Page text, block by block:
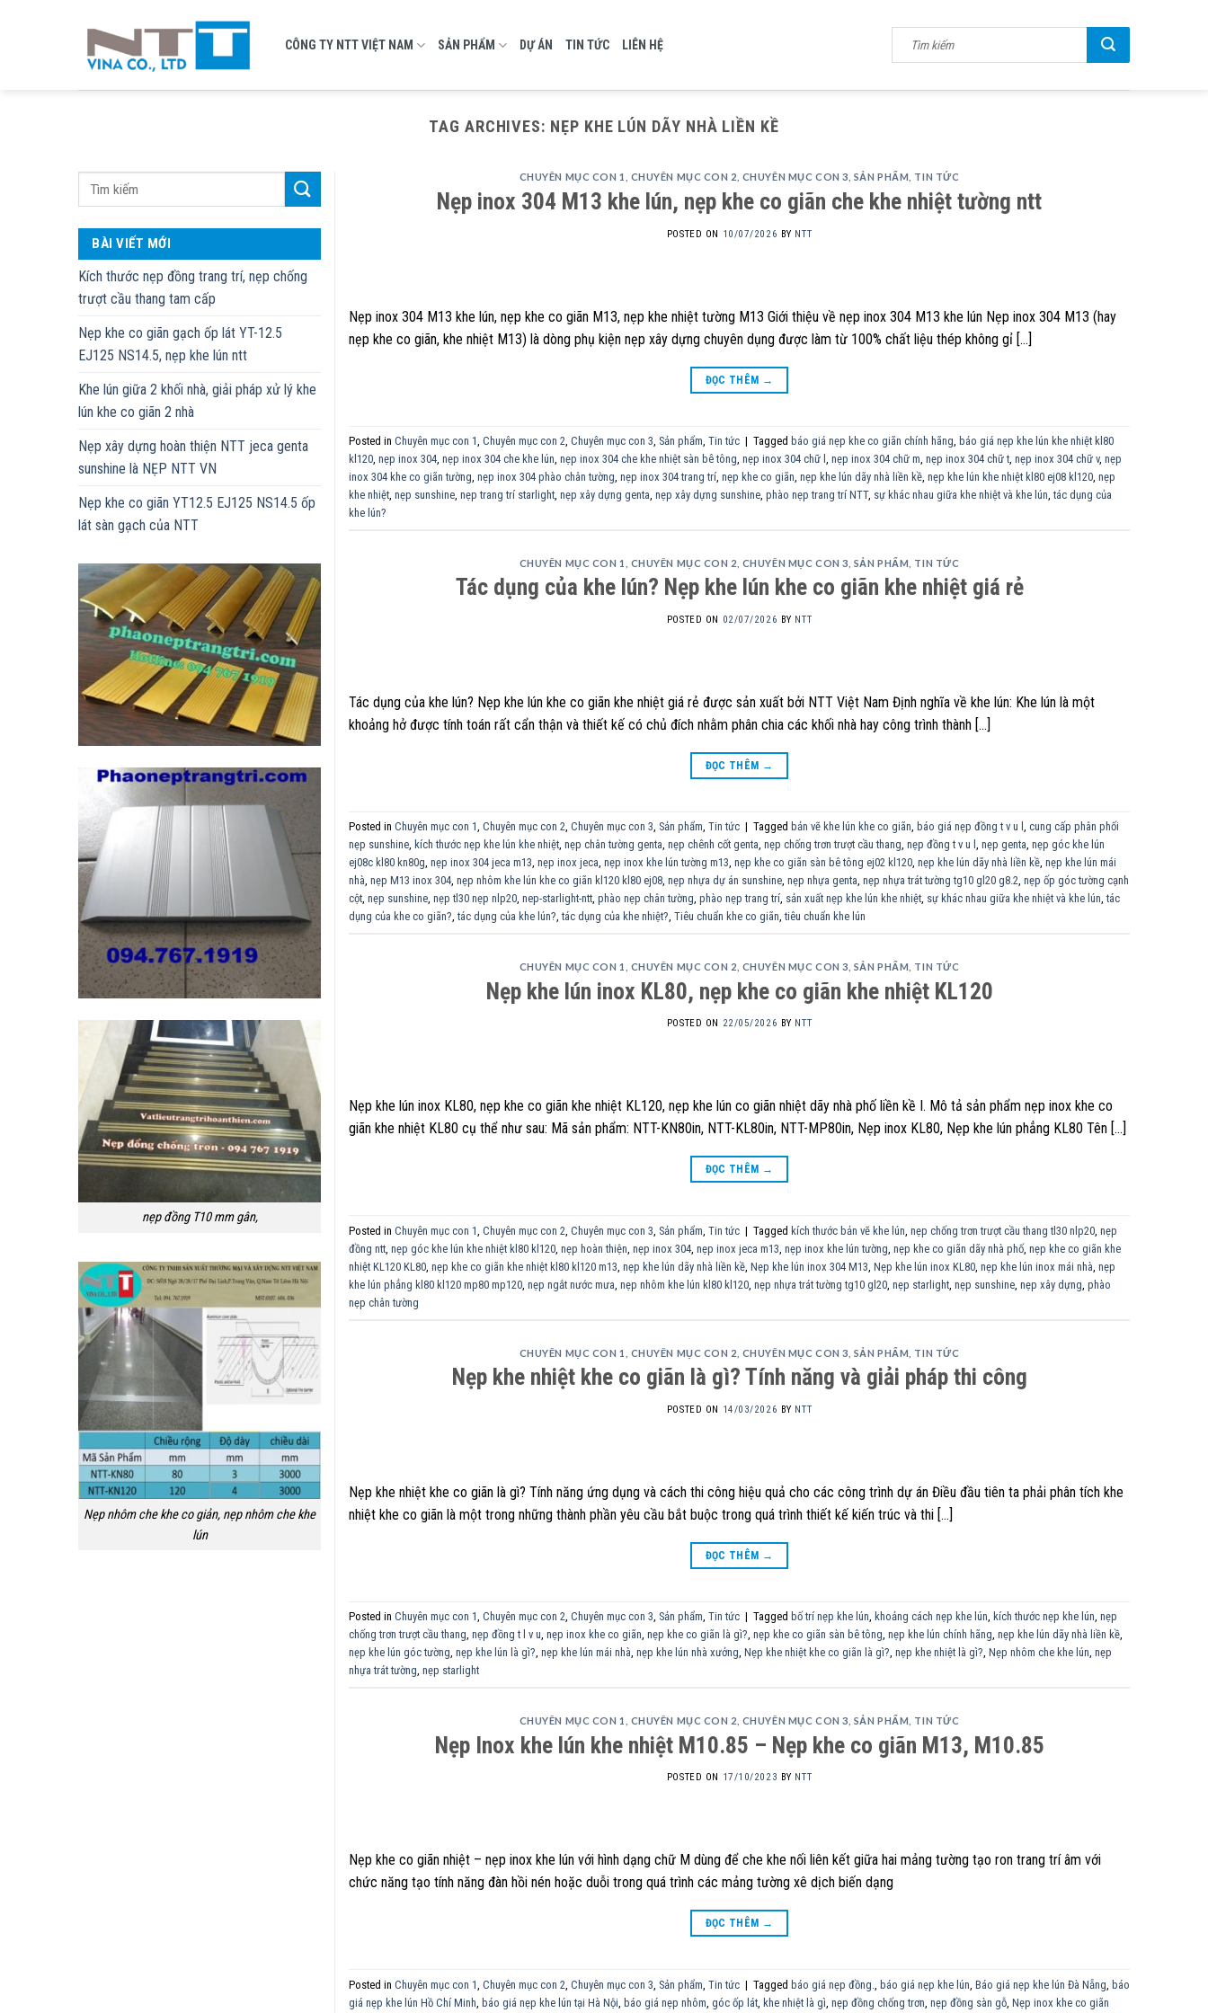
CÔNG TY NTT VIỆT NAM SẢN PHẨM DỰ ÁN TIN TỨC LIÊN HỆ
TAG ARCHIVES: NẸP KHE LÚN DÃY NHÀ LIỀN KỀ
BÀI VIẾT MỚI
Kích thước nẹp đồng trang trí, nẹp chống
trượt cầu thang tam cấp
Nẹp khe co giãn gạch ốp lát YT-12.5
EJ125 NS14.5, nẹp khe lún ntt
Khe lún giữa 2 khối nhà, giải pháp xử lý khe
lún khe co giãn 2 nhà
Nẹp xây dựng hoàn thiện NTT jeca genta
sunshine là NẸP NTT VN
Nẹp khe co giãn YT12.5 EJ125 NS14.5 ốp
lát sàn gạch của NTT
nẹp đồng T10 mm gân,
Nẹp nhôm che khe co giản, nẹp nhôm che khe
lún
CHUYÊN MỤC CON 1 CHUYÊN MỤC CON 2 CHUYÊN MỤC CON 3 SẢN PHẨM TIN TỨC
Nẹp inox 304 M13 khe lún, nẹp khe co giãn che khe nhiệt tường ntt
POSTED ON 10/07/2026 BY NTT
Nẹp inox 304 M13 khe lún, nẹp khe co giãn M13, nẹp khe nhiệt tường M13 Giới thiệu về nẹp inox 304 M13 khe lún Nẹp inox 304 M13 (hay
nẹp khe co giãn, khe nhiệt M13) là dòng phụ kiện nẹp xây dựng chuyên dụng được làm từ 100% chất liệu thép không gỉ […]
ĐỌC THÊM →
Posted in Chuyên mục con 1 Chuyên mục con 2 Chuyên mục con 3 Sản phẩm Tin tức | Tagged báo giá nẹp khe co giãn chính hãng báo giá nẹp khe lún khe nhiệt kl80
kl120 nẹp inox 304 nẹp inox 304 che khe lún nẹp inox 304 che khe nhiệt sàn bê tông nẹp inox 304 chữ l nẹp inox 304 chữ m nẹp inox 304 chữ t nẹp inox 304 chữ v, nẹp
inox 304 khe co giãn tường nẹp inox 304 phào chân tường nẹp inox 304 trang trí nẹp khe co giãn nẹp khe lún dãy nhà liền kề nẹp khe lún khe nhiệt kl80 ej08 kl120 nẹp
khe nhiệt nẹp sunshine nẹp trang trí starlight nẹp xây dựng genta nẹp xây dựng sunshine phào nẹp trang trí NTT, sự khác nhau giữa khe nhiệt và khe lún ,tác dụng của
khe lún?
CHUYÊN MỤC CON 1 CHUYÊN MỤC CON 2 CHUYÊN MỤC CON 3 SẢN PHẨM TIN TỨC
Tác dụng của khe lún? Nẹp khe lún khe co giãn khe nhiệt giá rẻ
POSTED ON 02/07/2026 BY NTT
Tác dụng của khe lún? Nẹp khe lún khe co giãn khe nhiệt giá rẻ được sản xuất bởi NTT Việt Nam Định nghĩa về khe lún: Khe lún là một
khoảng hở được tính toán rất cẩn thận và thiết kế có chủ đích nhằm phân chia các khối nhà hay công trình thành […]
ĐỌC THÊM →
Posted in Chuyên mục con 1, Chuyên mục con 2, Chuyên mục con 3, Sản phẩm, Tin tức | Tagged bản vẽ khe lún khe co giãn, báo giá nẹp đồng t v u l , cung cấp phân phối
nẹp sunshine, kích thước nẹp khe lún khe nhiệt, nẹp chân tường genta, nẹp chênh cốt genta, nẹp chống trơn trượt cầu thang, nẹp đồng t v u l , nẹp genta, nẹp góc khe lún
ej08c kl80 kn80g, nẹp inox 304 jeca m13, nẹp inox jeca, nẹp inox khe lún tường m13, nẹp khe co giãn sàn bê tông ej02 kl120, nẹp khe lún dãy nhà liền kề, nẹp khe lún mái
nhà, nẹp M13 inox 304, nẹp nhôm khe lún khe co giãn kl120 kl80 ej08, nẹp nhựa dự án sunshine, nẹp nhựa genta, nẹp nhựa trát tường tg10 gl20 g8.2, nẹp ốp góc tường cạnh
cột, nẹp sunshine, nẹp tl30 nẹp nlp20, nep-starlight-ntt, phào nẹp chân tường, phào nẹp trang trí, sản xuất nẹp khe lún khe nhiệt, sự khác nhau giữa khe nhiệt và khe lún,tác
dụng của khe co giãn?,tác dụng của khe lún?,tác dụng của khe nhiệt?, Tiêu chuẩn khe co giãn,tiêu chuẩn khe lún
CHUYÊN MỤC CON 1 CHUYÊN MỤC CON 2 CHUYÊN MỤC CON 3 SẢN PHẨM TIN TỨC
Nẹp khe lún inox KL80, nẹp khe co giãn khe nhiệt KL120
POSTED ON 22/05/2026 BY NTT
Nẹp khe lún inox KL80, nẹp khe co giãn khe nhiệt KL120, nẹp khe lún co giãn nhiệt dãy nhà phố liền kề I. Mô tả sản phẩm nẹp inox khe co
giãn khe nhiệt KL80 cụ thể như sau: Mã sản phẩm: NTT-KN80in, NTT-KL80in, NTT-MP80in, Nẹp inox KL80, Nẹp khe lún phẳng KL80 Tên […]
ĐỌC THÊM →
Posted in Chuyên mục con 1 Chuyên mục con 2 Chuyên mục con 3 Sản phẩm Tin tức | Tagged kích thước bản vẽ khe lún nẹp chống trơn trượt cầu thang tl30 nlp20 nẹp
đồng ntt nẹp góc khe lún khe nhiệt kl80 kl120 nẹp hoàn thiện nẹp inox 304 nẹp inox jeca m13 nẹp inox khe lún tường nẹp khe co giãn dãy nhà phố nẹp khe co giãn khe
nhiệt KL120 KL80 nẹp khe co giãn khe nhiệt kl80 kl120 m13 nẹp khe lún dãy nhà liền kề Nẹp khe lún inox 304 M13 Nẹp khe lún inox KL80 nẹp khe lún inox mái nhà nẹp
khe lún phẳng kl80 kl120 mp80 mp120 nẹp ngắt nước mưa nẹp nhôm khe lún kl80 kl120 nẹp nhựa trát tường tg10 gl20 nẹp starlight nẹp sunshine nẹp xây dựng phào
nẹp chân tường
CHUYÊN MỤC CON 1 CHUYÊN MỤC CON 2 CHUYÊN MỤC CON 3 SẢN PHẨM TIN TỨC
Nẹp khe nhiệt khe co giãn là gì? Tính năng và giải pháp thi công
POSTED ON 14/03/2026 BY NTT
Nẹp khe nhiệt khe co giãn là gì? Tính năng ứng dụng và cách thi công hiệu quả cho các công trình dự án Điều đầu tiên ta phải phân tích khe
nhiệt khe co giãn là một trong những thành phần yêu cầu bắt buộc trong quá trình thiết kế kiến trúc và thi […]
ĐỌC THÊM →
Posted in Chuyên mục con 1, Chuyên mục con 2, Chuyên mục con 3, Sản phẩm, Tin tức | Tagged bố trí nẹp khe lún, khoảng cách nẹp khe lún, kích thước nẹp khe lún, nẹp
chống trơn trượt cầu thang, nẹp đồng t l v u, nẹp inox khe co giãn, nẹp khe co giãn là gì?, nẹp khe co giãn sàn bê tông, nẹp khe lún chính hãng, nẹp khe lún dãy nhà liền kề,
nẹp khe lún góc tường, nẹp khe lún là gì?, nẹp khe lún mái nhà, nẹp khe lún nhà xưởng, Nẹp khe nhiệt khe co giãn là gì?, nẹp khe nhiệt là gì?, Nẹp nhôm che khe lún, nẹp
nhựa trát tường, nẹp starlight
CHUYÊN MỤC CON 1 CHUYÊN MỤC CON 2 CHUYÊN MỤC CON 3 SẢN PHẨM TIN TỨC
Nẹp Inox khe lún khe nhiệt M10.85 – Nẹp khe co giãn M13, M10.85
POSTED ON 17/10/2023 BY NTT
Nẹp khe co giãn nhiệt – nẹp inox khe lún với hình dạng chữ M dùng để che khe nối liên kết giữa hai mảng tường tạo ron trang trí âm với
chức năng tạo tính năng đàn hồi nén hoặc duỗi trong quá trình các mảng tường xê dịch biến dạng
ĐỌC THÊM →
Posted in Chuyên mục con 1 Chuyên mục con 2 Chuyên mục con 3 Sản phẩm Tin tức | Tagged báo giá nẹp đồng. báo giá nẹp khe lún Báo giá nẹp khe lún Đà Nẵng báo
giá nẹp khe lún Hồ Chí Minh báo giá nẹp khe lún tại Hà Nội báo giá nẹp nhôm góc ốp lát khe nhiệt là gì nẹp đồng chống trơn nẹp đồng sàn gỗ Nẹp inox khe co giãn